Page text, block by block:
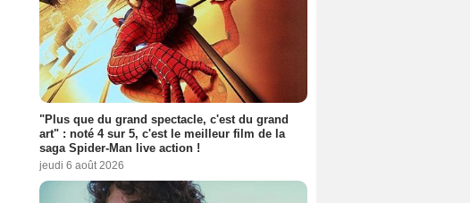
"Plus que du grand spectacle, c'est du grand
art" : noté 4 sur 5, c'est le meilleur film de la
saga Spider-Man live action !
jeudi 6 août 2026